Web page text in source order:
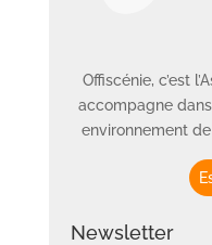
Offiscénie, c’est
accompagne
environnement
Newsletter